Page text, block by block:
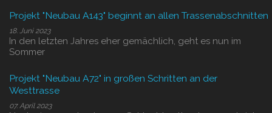
Projekt "Neubau A143" beginnt an allen Trassenabschnitten
18. Juni 2023
In den letzten Jahres eher gemächlich, geht es nun im
Sommer
Projekt "Neubau A72" in großen Schritten an der
Westtrasse
07. April 2023